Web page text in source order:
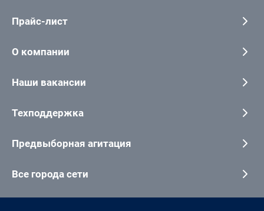
Прайс-лист
О компании
Наши вакансии
Техподдержка
Предвыборная агитация
Все города сети